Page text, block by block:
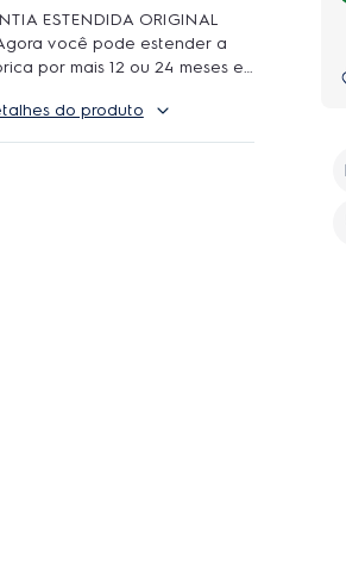
ESTENDIDA ORIGINAL
Agora você pode estender a
por mais 12 ou 24 meses e
Electrolux. O uso é ilimitado e
podem ser feitos quantos
do produto